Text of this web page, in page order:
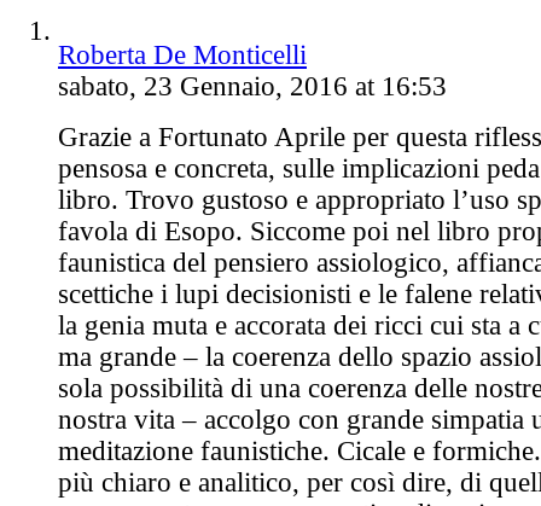
Roberta De Monticelli
sabato, 23 Gennaio, 2016 at 16:53
Grazie a Fortunato Aprile per questa
pensosa e concreta, sulle implicazioni
libro. Trovo gustoso e appropriato l’uso
favola di Esopo. Siccome poi nel libro
faunistica del pensiero assiologico,
scettiche i lupi decisionisti e le falene
la genia muta e accorata dei ricci cui sta a
ma grande – la coerenza dello spazio
sola possibilità di una coerenza delle
nostra vita – accolgo con grande simpatia
meditazione faunistiche. Cicale e
più chiaro e analitico, per così dire, di